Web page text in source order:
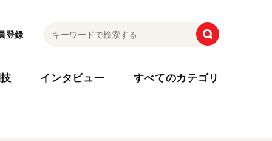
登録
インタビュー すべてのカテゴリ